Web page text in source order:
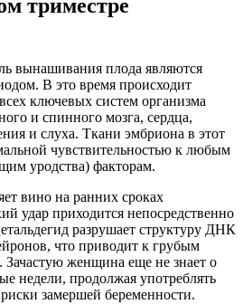
триместре
вынашивания плода являются
В это время происходит
ключевых систем организма
и спинного мозга, сердца,
и слуха. Ткани эмбриона в этот
чувствительностью к любым
уродства) факторам.
вино на ранних сроках
удар приходится непосредственно
разрушает структуру ДНК
что приводит к грубым
женщина еще не знает о
недели, продолжая употреблять
замершей беременности.